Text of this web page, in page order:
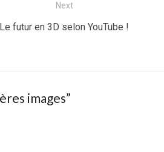
Next
Next
Le futur en 3D selon YouTube !
images”